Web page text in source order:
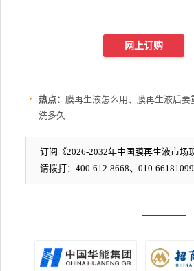
网上订购
热点：
膜再生液怎么用、膜再生液后
洗多久
订阅《2026-2032年中国膜再生液市场
请拨打：400-612-8668、010-